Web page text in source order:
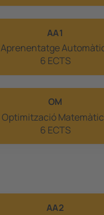
AA1
Aprenentatge
6 ECTS
OM
Optimització
6 ECTS
AA2